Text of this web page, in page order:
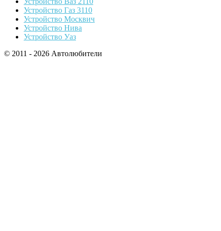
Устройство Газ 3110
Устройство Москвич
Устройство Нива
Устройство Уаз
© 2011 - 2026 Автолюбители